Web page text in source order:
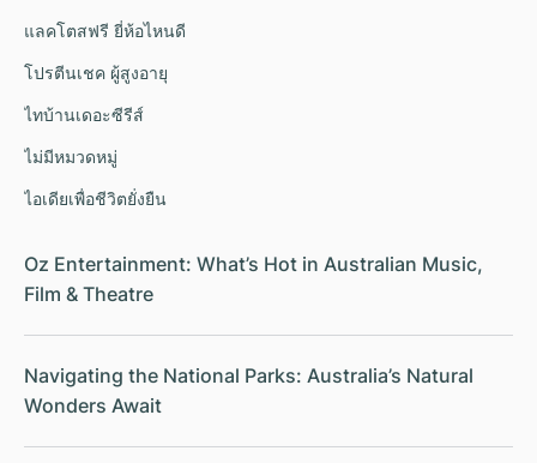
แลคโตสฟรี ยี่ห้อไหนดี
โปรตีนเชค ผู้สูงอายุ
ไทบ้านเดอะซีรีส์
ไม่มีหมวดหมู่
ไอเดียเพื่อชีวิตยั่งยืน
Oz Entertainment: What’s Hot in Australian Music,
Film & Theatre
Navigating the National Parks: Australia’s Natural
Wonders Await